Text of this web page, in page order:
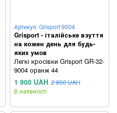
Артикул: Grisport 9004
Grisport - італійське взуття
на кожен день для будь-
яких умов
Легкі кросівки Grisport GR-32-
9004 оранж 44
1 900 UAH 2 800 UAH
В наявності